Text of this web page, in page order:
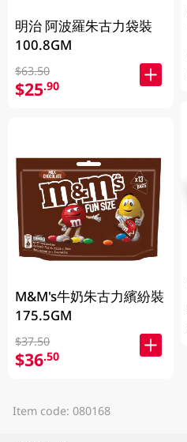
明治 阿波羅朱古力袋裝
100.8GM
$63.50
$25.90
M&M's牛奶朱古力繽紛裝
175.5GM
$37.50
$36.50
Item code: 080168